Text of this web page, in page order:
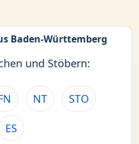
Baden-Württemberg
und Stöbern:
NT STO
ES